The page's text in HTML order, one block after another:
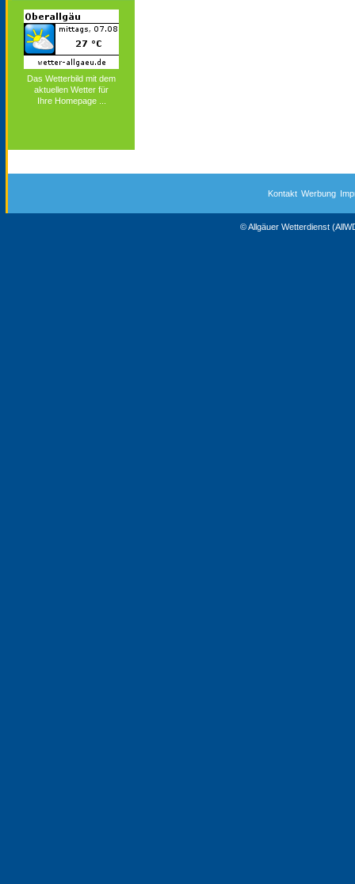
Das Wetterbild mit dem
aktuellen Wetter für
Ihre Homepage ...
Kontakt Werbung
© Allgäuer Wetterdienst